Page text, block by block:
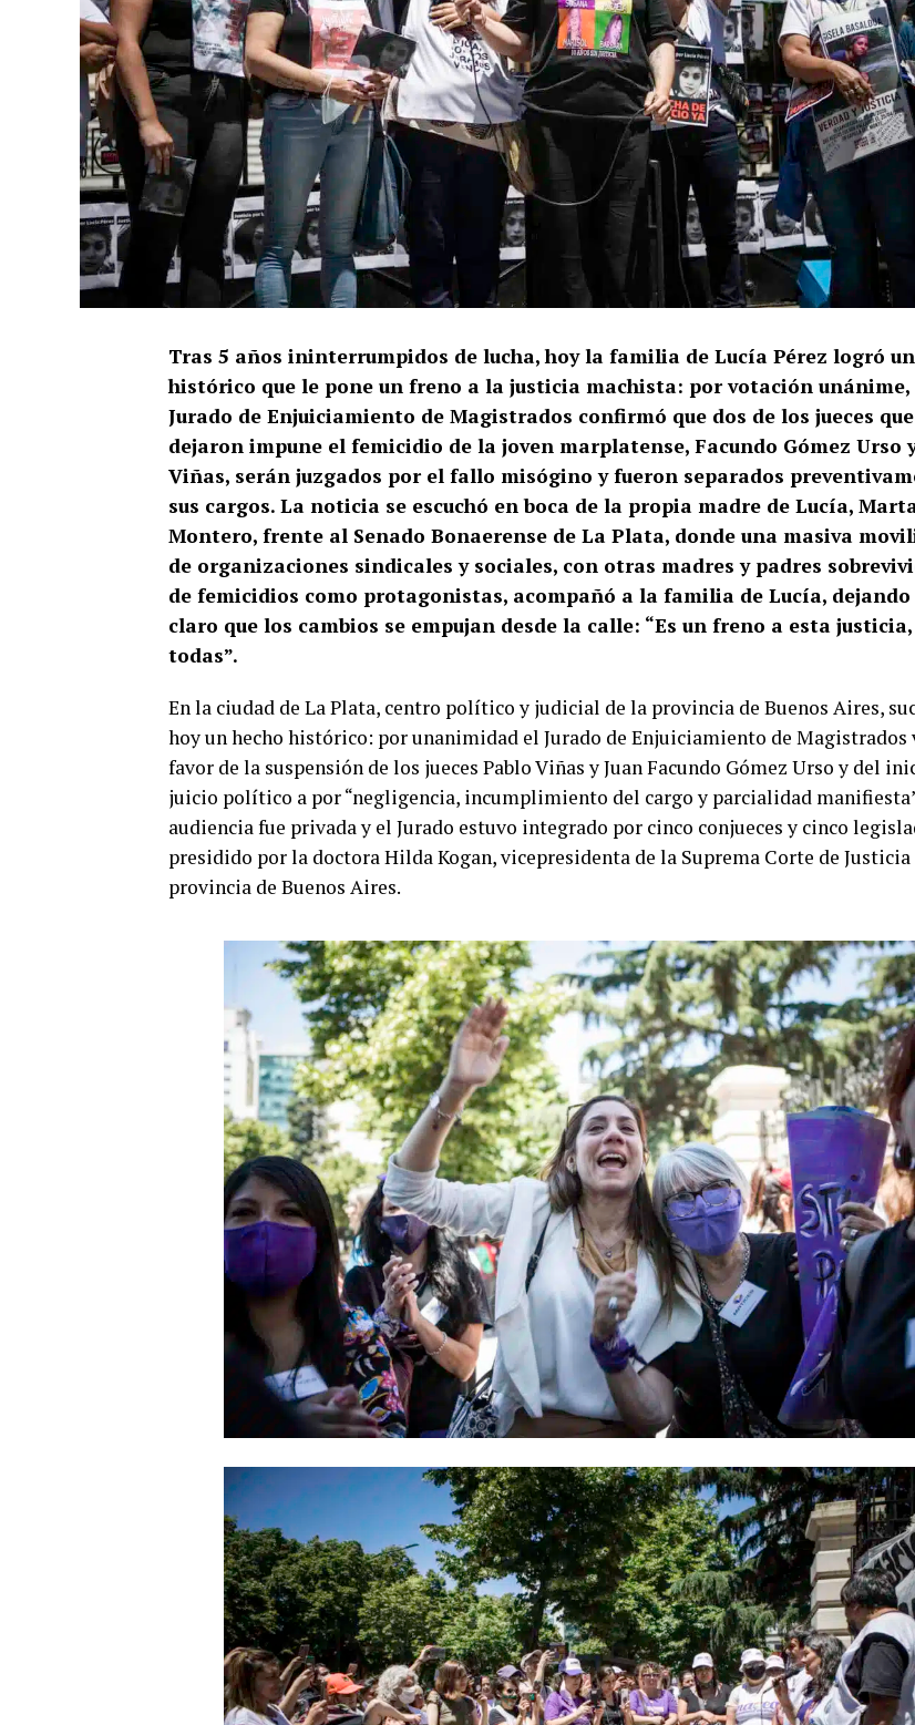
Tras 5 años ininterrumpidos de lucha, hoy la familia de Lucía Pérez logró
histórico que le pone un freno a la justicia machista: por votación unánime,
Jurado de Enjuiciamiento de Magistrados confirmó que dos de los jueces que
dejaron impune el femicidio de la joven marplatense, Facundo Gómez Urso
Viñas, serán juzgados por el fallo misógino y fueron separados
sus cargos. La noticia se escuchó en boca de la propia madre de Lucía,
Montero, frente al Senado Bonaerense de La Plata, donde una masiva
de organizaciones sindicales y sociales, con otras madres y padres
de femicidios como protagonistas, acompañó a la familia de Lucía, dejando
claro que los cambios se empujan desde la calle: “Es un freno a esta
todas”.
En la ciudad de La Plata, centro político y judicial de la provincia de Buenos Aires,
hoy un hecho histórico: por unanimidad el Jurado de Enjuiciamiento de Magistrados
favor de la suspensión de los jueces Pablo Viñas y Juan Facundo Gómez Urso y del
juicio político a por “negligencia, incumplimiento del cargo y parcialidad
audiencia fue privada y el Jurado estuvo integrado por cinco conjueces y cinco
presidido por la doctora Hilda Kogan, vicepresidenta de la Suprema Corte de Justicia
provincia de Buenos Aires.